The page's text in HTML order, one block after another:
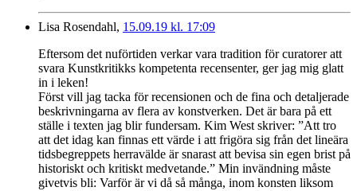
Lisa Rosendahl, 15.09.19 kl. 17:09
Eftersom det nuförtiden verkar vara tradition för curatorer att
svara Kunstkritikks kompetenta recensenter, ger jag mig glatt
in i leken!
Först vill jag tacka för recensionen och de fina och detaljerade
beskrivningarna av flera av konstverken. Det är bara på ett
ställe i texten jag blir fundersam. Kim West skriver: ”Att tro
att det idag kan finnas ett värde i att frigöra sig från det lineära
tidsbegreppets herravälde är snarast att bevisa sin egen brist på
historiskt och kritiskt medvetande.” Min invändning måste
givetvis bli: Varför är vi då så många, inom konsten liksom